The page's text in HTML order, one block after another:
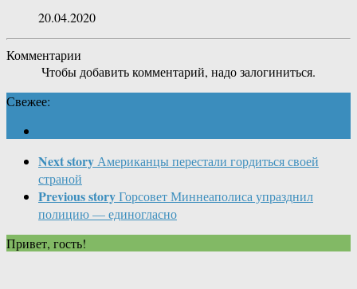
20.04.2020
Комментарии
Чтобы добавить комментарий, надо залогиниться.
Свежее:
Next story Американцы перестали гордиться своей
страной
Previous storyГорсовет Миннеаполиса упразднил
полицию — единогласно
Привет, гость!